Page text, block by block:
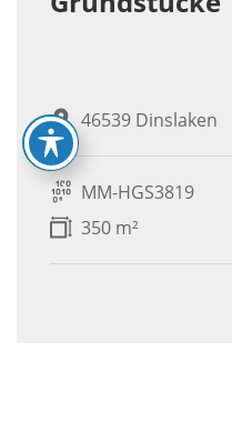
46539 Dinslaken
MM-HGS3819
350 m²